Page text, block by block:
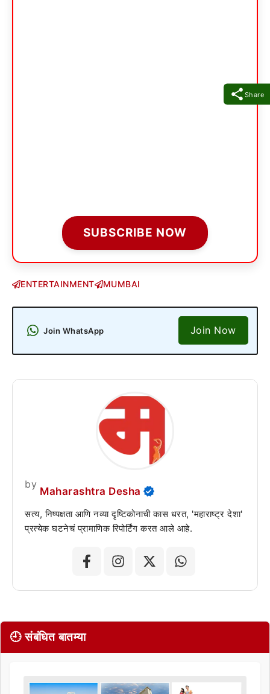
Share
SUBSCRIBE NOW
ENTERTAINMENT MUMBAI
Join WhatsApp Join Now
by
Maharashtra Desha
सत्य, निष्पक्षता आणि नव्या दृष्टिकोनाची कास धरत, 'महाराष्ट्र देशा'
प्रत्येक घटनेचं प्रामाणिक रिपोर्टिंग करत आले आहे.
🕘 संबंधित बातम्या